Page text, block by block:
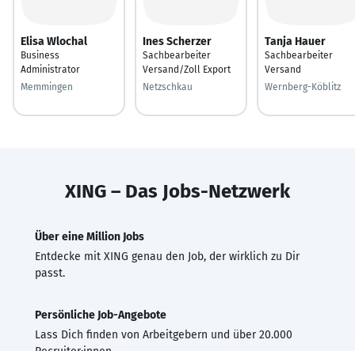
Elisa Wlochal
Business
Administrator
Memmingen
Ines Scherzer
Sachbearbeiter
Versand/Zoll Export
Netzschkau
Tanja Hauer
Sachbearbeiter
Versand
Wernberg-Köblitz
XING – Das Jobs-Netzwerk
Über eine Million Jobs
Entdecke mit XING genau den Job, der wirklich zu Dir
passt.
Persönliche Job-Angebote
Lass Dich finden von Arbeitgebern und über 20.000